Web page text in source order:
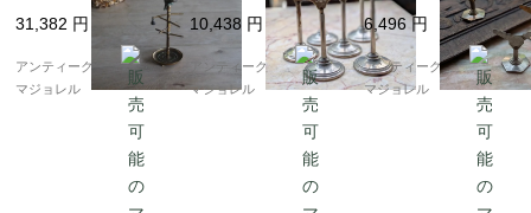
小さなアクセサリース
タンド 7570
31,382 円
アンティークギャラリー
マジョレル
入り 7070
10,438 円
アンティークギャラリー
マジョレル
6,496円
アンティークギャラリー
マジョレル